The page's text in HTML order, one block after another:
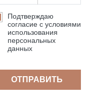
Подтверждаю
согласие с условиями
использования
персональных
данных
ОТПРАВИТЬ